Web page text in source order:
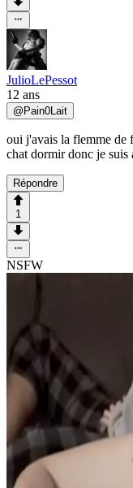
JulioLePessot
12 ans
@ Pain0Lait
oui j'avais la flemme de
chat dormir donc je suis
Répondre
1
NSFW